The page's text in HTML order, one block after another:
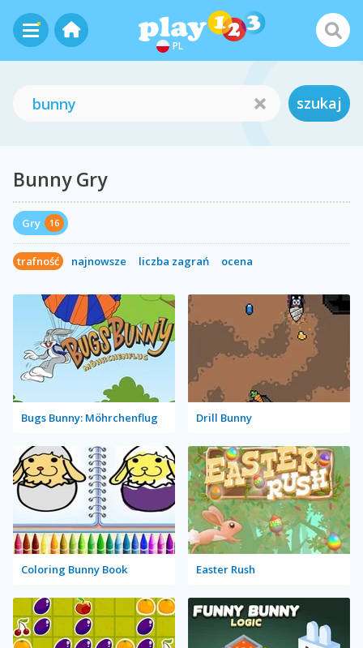
PL
szukaj
Bunny Gry
Gry 16
trafność najnowsze liczba zagrań ocena
Bugs Bunny: Möhrchenflug Drill Bunny
Coloring Bunny Book Easter Rush